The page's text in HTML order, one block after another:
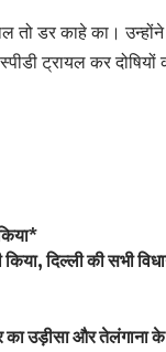
तो डर काहे का।
ट्रायल कर दोषियों
किया, दिल्ली की सभी
का उड़ीसा और